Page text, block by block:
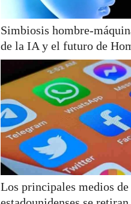
Simbiosis hombre-
de la IA y el futuro de
Los principales medios